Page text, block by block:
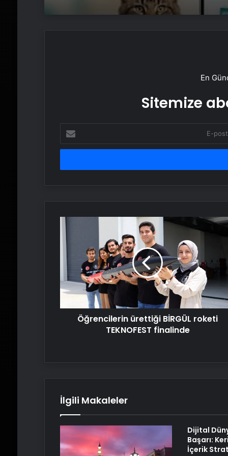
En
Sitemize
posta
adresinizi
Öğrencilerin
ürettiği
BİRGÜL roketi
TEKNOFEST
finalinde
Öğrencilerin ürettiği BİRGÜL roketi
TEKNOFEST finalinde
İlgili Makaleler
Dijital
Başarı:
İçerik